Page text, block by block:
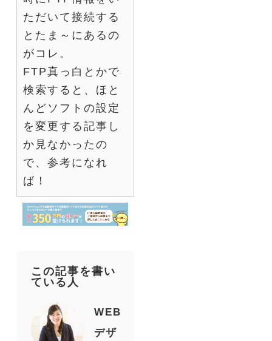
ただいて接続する
とたま～にあるの
がコレ。
FTP真っ白とかで
検索すると、ほと
んどソフトの設定
を変更する記事し
か見なかったの
で、参考になれ
ば！
この記事を書い
ている人
WEB
デザ